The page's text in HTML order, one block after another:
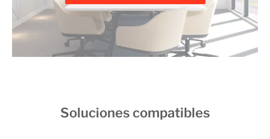
Soluciones compatibles